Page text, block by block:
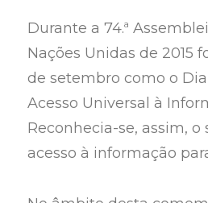
Durante a 74.ª
Nações Unidas de 2015
de setembro como o
Acesso Universal à
Reconhecia-se, assim,
acesso à informação